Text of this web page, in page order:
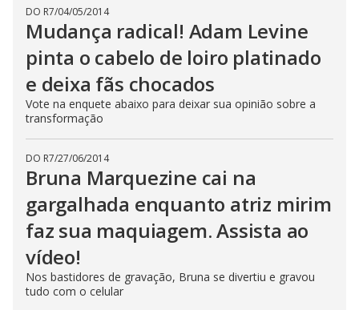
DO R7/04/05/2014
Mudança radical! Adam Levine
pinta o cabelo de loiro platinado
e deixa fãs chocados
Vote na enquete abaixo para deixar sua opinião sobre a
transformação
DO R7/27/06/2014
Bruna Marquezine cai na
gargalhada enquanto atriz mirim
faz sua maquiagem. Assista ao
vídeo!
Nos bastidores de gravação, Bruna se divertiu e gravou
tudo com o celular